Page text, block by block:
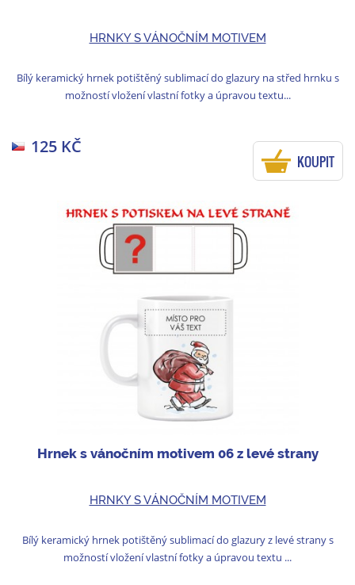
HRNKY S VÁNOČNÍM MOTIVEM
Bílý keramický hrnek potištěný sublimací do glazury na střed hrnku s
možností vložení vlastní fotky a úpravou textu...
125 KČ
KOUPIT
Hrnek s vánočním motivem 06 z levé strany
HRNKY S VÁNOČNÍM MOTIVEM
Bílý keramický hrnek potištěný sublimací do glazury z levé strany s
možností vložení vlastní fotky a úpravou textu ...